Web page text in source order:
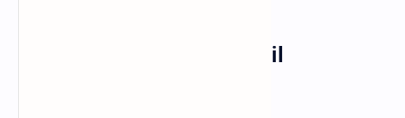
Periksa Secara Rutin Hasil